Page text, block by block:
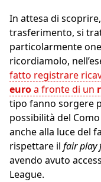
In attesa di
trasferimento, si
particolarmente
ricordiamolo,
fatto registrare
euroa fronte di un
tipo fanno sorgere
possibilità del
anche alla luce del
rispettare il fair play
avendo avuto
League.